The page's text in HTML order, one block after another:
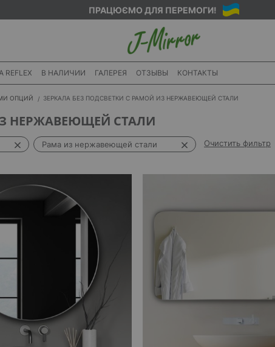
ПРАЦЮЄМО ДЛЯ ПЕРЕМОГИ!
REFLEX В НАЛИЧИИ ГАЛЕРЕЯ ОТЗЫВЫ КОНТАКТЫ
ОПЦИЙ ЗЕРКАЛА БЕЗ ПОДСВЕТКИ С РАМОЙ ИЗ НЕРЖАВЕЮЩЕЙ СТАЛИ
НЕРЖАВЕЮЩЕЙ СТАЛИ
Рама из нержавеющей стали Очистить фильтр